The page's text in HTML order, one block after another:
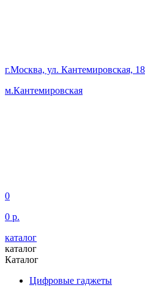
г.Москва, ул. Кантемировская,
м.Кантемировская
0
0 р.
каталог
каталог
Каталог
Цифровые гаджеты